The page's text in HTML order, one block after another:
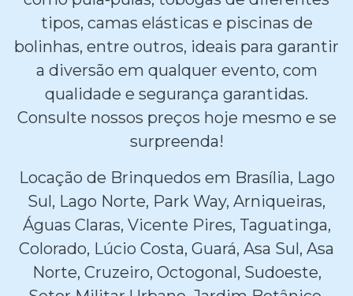
tipos, camas elásticas e piscinas de
bolinhas, entre outros, ideais para garantir
a diversão em qualquer evento, com
qualidade e segurança garantidas.
Consulte nossos preços hoje mesmo e se
surpreenda!
Locação de Brinquedos em Brasília, Lago
Sul, Lago Norte, Park Way, Arniqueiras,
Águas Claras, Vicente Pires, Taguatinga,
Colorado, Lúcio Costa, Guará, Asa Sul, Asa
Norte, Cruzeiro, Octogonal, Sudoeste,